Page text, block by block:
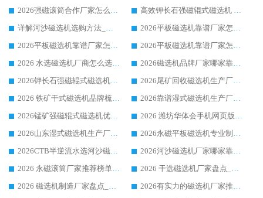
2026强磁滚筒合作厂家怎么选-华体会手机网页版-华体会(中国) 行业优质供应商参考指南
高效钾长石强磁辊式磁选机 华体会手机网页版-华体会(中国) 专业制造品质值得信赖
详解河沙磁选机选购方法_除铁器品牌及华体会手机网页版-华体会(中国) 企业解析
2026平板磁选机靠谱厂家怎么选？华体会手机网页版-华体会(中国) 凭硬实力甄选合作品牌
2026平板磁选机靠谱厂家怎么选？华体会手机网页版-华体会(中国) 凭硬实力甄选合作品牌
2026平板磁选机靠谱厂家怎么选？华体会手机网页版-华体会(中国) 凭硬实力甄选合作品牌
2026 水选磁选机厂商怎么选 潍坊华体会手机网页版-华体会(中国) 技术实力强
2026磁选机品牌厂家哪家靠谱?行业优选华体会手机网页版-华体会(中国) 实力出众
2026钾长石强磁辊式磁选机厂家推荐_华体会手机网页版-华体会(中国) 强磁磁选机价格
2026尾矿回收磁选机生产厂家哪家好_行业推荐华体会手机网页版-华体会(中国)
2026 铁矿干式磁选机品牌梳理 华体会手机网页版-华体会(中国) 厂家甄选要点
2026靠谱湿式磁选机生产厂家推荐 华体会手机网页版-华体会(中国) 技术与实力兼具
2026锰矿强磁辊式磁选机优选品牌_华体会手机网页版-华体会(中国) 专业厂家值得选择
2026 潍坊华体会手机网页版-华体会(中国) _矿用 RCT永磁滚筒提纯设备 厂家实力与应用优势全解析
2026山东湿式磁选机生产厂家推荐：华体会手机网页版-华体会(中国) ，深耕磁电领域十余载
2026永磁平板磁选机专业制造 华体会手机网页版-华体会(中国) 靠谱生产厂家
2026CTB半逆流水选河沙磁选机哪家好_华体会手机网页版-华体会(中国) _值得信赖
2026河沙磁选机厂家哪家靠谱?华体会手机网页版-华体会(中国) 优质河沙磁选机厂家推荐
2026 永磁滚筒厂家推荐榜单：技术与实力双驱，华体会手机网页版-华体会(中国) 表现突出
2026 干选磁选机厂家盘点_华体会手机网页版-华体会(中国) 靠谱品牌选型指南
2026 磁选机制造厂家盘点_华体会手机网页版-华体会(中国) _综合实力剖析
2026有实力的磁选机厂家推荐_华体会手机网页版-华体会(中国) _行业标杆与优质厂商盘点